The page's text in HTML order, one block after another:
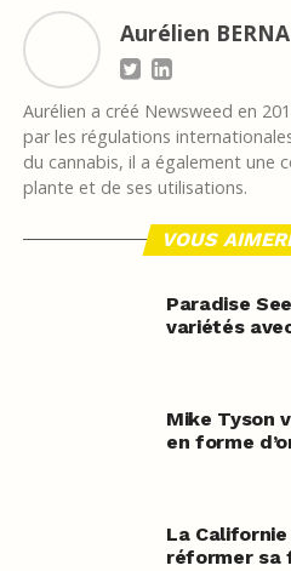
Aurélien
Aurélien a créé Newsweed en
par les régulations
du cannabis, il a également une
plante et de ses utilisations.
VOUS
Paradise
variétés
Mike Tyson
en forme
La
réformer sa